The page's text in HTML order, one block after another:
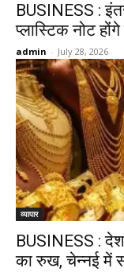
BUSINESS :
प्लास्टिक नोट होंगे
admin - July 28, 2026
व्यापार
BUSINESS : देश
का रुख, चेन्नई में